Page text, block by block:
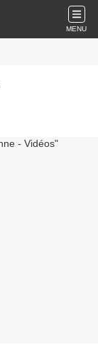
MENU